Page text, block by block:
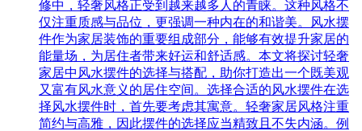
修中，轻奢风格正受到越来越多人的青睐。这种风格不
仅注重质感与品位，更强调一种内在的和谐美。风水摆
件作为家居装饰的重要组成部分，能够有效提升家居的
能量场，为居住者带来好运和舒适感。本文将探讨轻奢
家居中风水摆件的选择与搭配，助你打造出一个既美观
又富有风水意义的居住空间。选择合适的风水摆件在选
择风水摆件时，首先要考虑其寓意。轻奢家居风格注重
简约与高雅，因此摆件的选择应当精致且不失内涵。例